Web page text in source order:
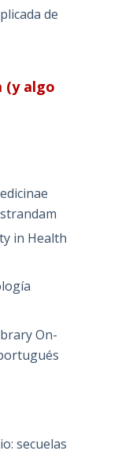
de
(y algo
in Health
On-
secuelas